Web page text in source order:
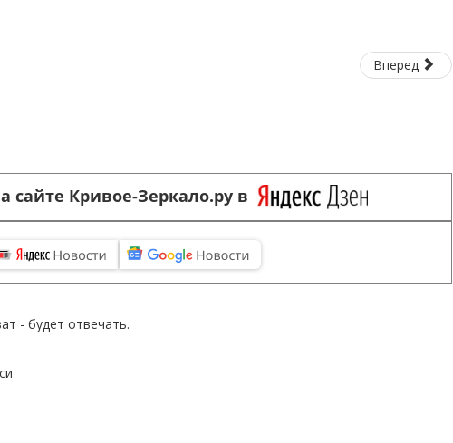
Вперед
сайте Кривое-Зеркало.ру в
- будет отвечать.